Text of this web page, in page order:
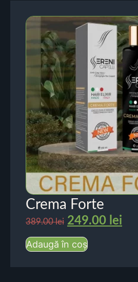
Crema Forte
389.00lei 249.00 lei
Adaugă în coș